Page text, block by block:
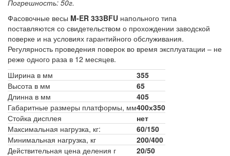
Погрешность: 50г.
Фасовочные весы M-ER 333BFU напольного типа
поставляются со свидетельством о прохождении заводской
поверке и на условиях гарантийного обслуживания.
Регулярность проведения поверок во время эксплуатации – не
реже одного раза в 12 месяцев.
Ширина в мм
355
Высота в мм
65
Длинна в мм
405
Габаритные размеры платформы, мм400х350
Стойка дисплея
нет
Максимальная нагрузка, кг:
60/150
Минимальная нагрузка, кг
200/400
Действительная цена деления г
20/50